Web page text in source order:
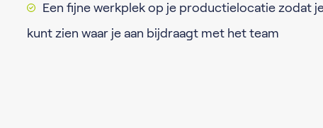
Een fijne werkplek op je productielocatie zodat
kunt zien waar je aan bijdraagt met het team